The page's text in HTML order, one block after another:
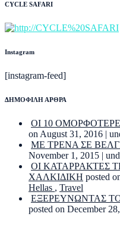
CYCLE SAFARI
Instagram
[instagram-feed]
ΔΗΜΟΦΙΛΗ ΑΡΘΡΑ
ΟΙ 10
on August 31, 2016 |
ΜΕ ΤΡΕΝΑ ΣΕ
November 1, 2015 |
ΟΙ ΚΑΤΑΡΡΑΚΤΕΣ
ΧΑΛΚΙΔΙΚΗ posted
Hellas , Travel
ΕΞΕΡΕΥΝΩΝΤΑΣ
posted on December